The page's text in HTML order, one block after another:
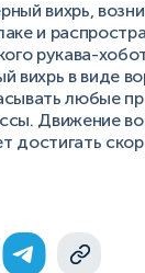
вихрь,
и
рукава-
вихрь в виде
любые
Движение
достигать